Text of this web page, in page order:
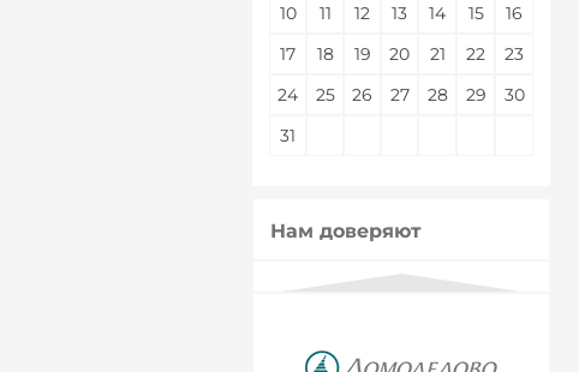
10
11 12 13 14 15
16
17
18 19 20 21 22
23
24
25 26 27 28 29
30
31
Нам доверяют